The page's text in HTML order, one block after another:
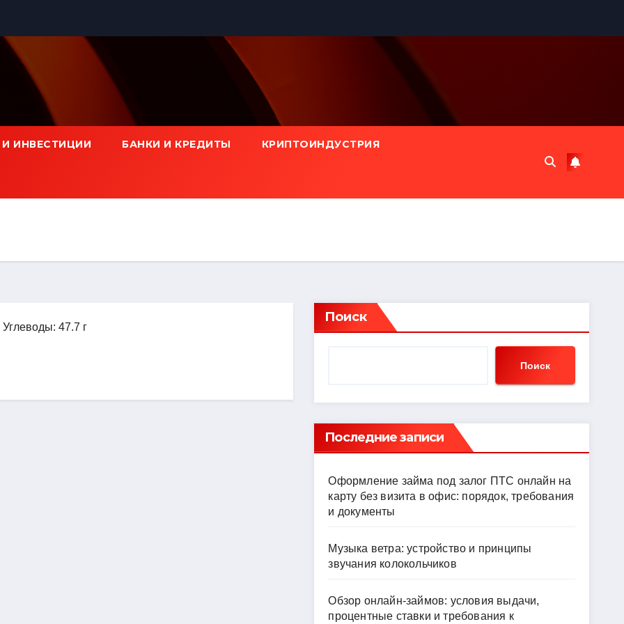
И ИНВЕСТИЦИИ БАНКИ И КРЕДИТЫ КРИПТОИНДУСТРИЯ
47.7 г
Поиск
Поиск
Последние записи
Оформление займа под залог ПТС онлайн на
карту без визита в офис: порядок, требования
и документы
Музыка ветра: устройство и принципы
звучания колокольчиков
Обзор онлайн-займов: условия выдачи,
процентные ставки и требования к